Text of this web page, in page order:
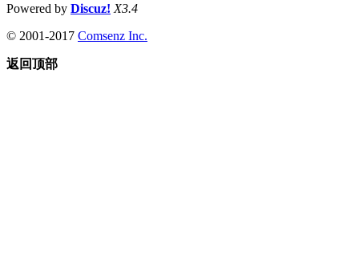
Powered by Discuz! X3.4
© 2001-2017 Comsenz Inc.
返回顶部